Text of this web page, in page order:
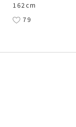
162cm
79